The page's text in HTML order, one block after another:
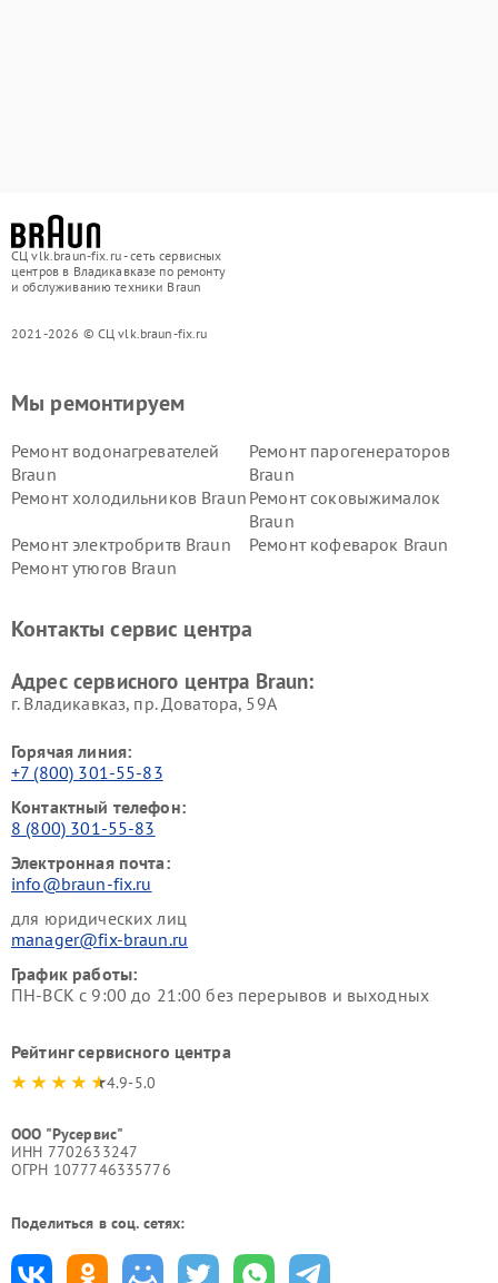
СЦ vlk.braun-fix.ru - сеть сервисных
центров в Владикавказе по ремонту
и обслуживанию техники Braun
2021-2026 © СЦ vlk.braun-fix.ru
Мы ремонтируем
Ремонт водонагревателей
Braun
Ремонт парогенераторов
Braun
Ремонт холодильников Braun Ремонт соковыжималок
Braun
Ремонт электробритв Braun
Ремонт кофеварок Braun
Ремонт утюгов Braun
Контакты сервис центра
Адрес сервисного центра Braun:
г. Владикавказ, пр. Доватора, 59А
Горячая линия:
+7 (800) 301-55-83
Контактный телефон:
8 (800) 301-55-83
Электронная почта:
info@braun-fix.ru
для юридических лиц
manager@fix-braun.ru
График работы:
ПН-ВСК с 9:00 до 21:00 без перерывов и выходных
Рейтинг сервисного центра
4.9-5.0
ООО "Русервис"
ИНН 7702633247
ОГРН 1077746335776
Поделиться в соц. сетях: